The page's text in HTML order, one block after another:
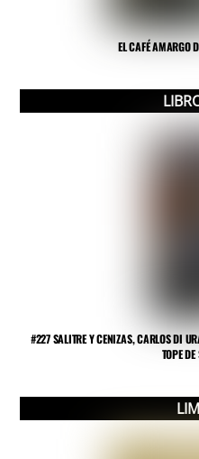
EL CAFÉ AMARGO
#227 SALITRE Y CENIZAS, CARLOS DI
TOPE